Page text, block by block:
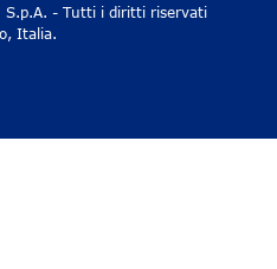
- Tutti i diritti riservati
Italia.